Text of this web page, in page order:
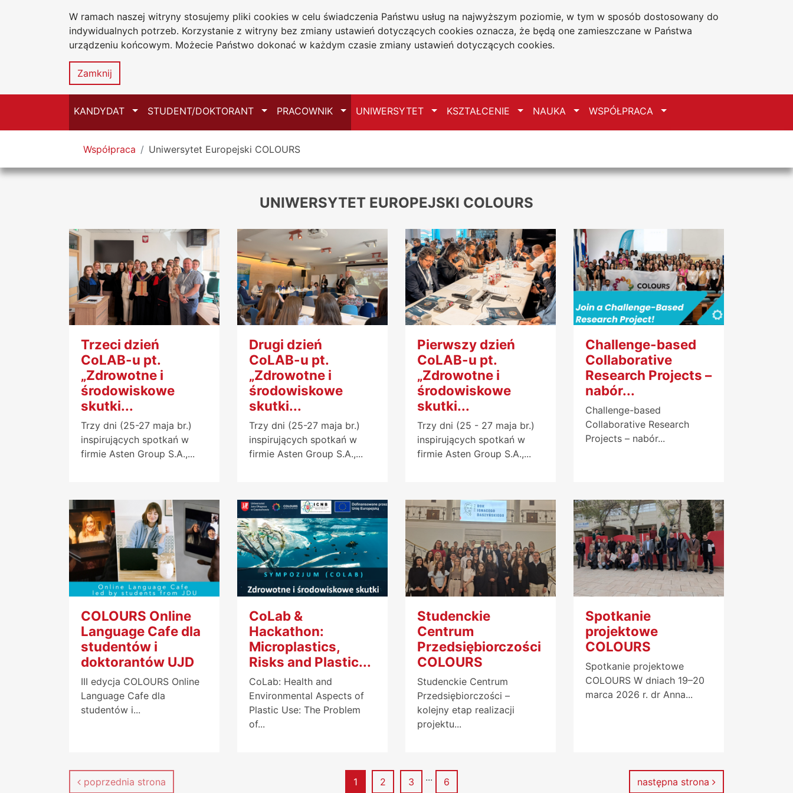
W ramach naszej witryny stosujemy pliki cookies w celu świadczenia Państwu usług na najwyższym poziomie, w tym w sposób dostosowany do
indywidualnych potrzeb. Korzystanie z witryny bez zmiany ustawień dotyczących cookies oznacza, że będą one zamieszczane w Państwa
urządzeniu końcowym. Możecie Państwo dokonać w każdym czasie zmiany ustawień dotyczących cookies.
Zamknij
Przejdź do głównego menu
Przejdź do treści
Przejdź do wyszukiwarki
Przejdź do mapy serwisuUniwersytet
Jana Długosza w Częstochowie
Deklaracja dostępności
KANDYDAT Przełącz
STUDENT/DOKTORANT Przełącz
PRACOWNIK Przełącz
UNIWERSYTET Przełącz
KSZTAŁCENIE Przełącz
NAUKA Przełącz
WSPÓŁPRACA Przełącz
Tutaj jesteś
Współpraca Uniwersytet Europejski COLOURS
UNIWERSYTET EUROPEJSKI COLOURS
Trzeci dzień
CoLAB-u pt.
„Zdrowotne i
środowiskowe
skutki...
Trzy dni (25-27 maja br.)
inspirujących spotkań w
firmie Asten Group S.A.,...
Drugi dzień
CoLAB-u pt.
„Zdrowotne i
środowiskowe
skutki...
Trzy dni (25-27 maja br.)
inspirujących spotkań w
firmie Asten Group S.A.,...
Pierwszy dzień
CoLAB-u pt.
„Zdrowotne i
środowiskowe
skutki...
Trzy dni (25 - 27 maja br.)
inspirujących spotkań w
firmie Asten Group S.A.,...
Challenge-based
Collaborative
Research Projects –
nabór...
Challenge-based
Collaborative Research
Projects – nabór...
COLOURS Online
Language Cafe dla
studentów i
doktorantów UJD
III edycja COLOURS Online
Language Cafe dla
studentów i...
CoLab &
Hackathon:
Microplastics,
Risks and Plastic...
CoLab: Health and
Environmental Aspects of
Plastic Use: The Problem
of...
Studenckie
Centrum
Przedsiębiorczości
COLOURS
Studenckie Centrum
Przedsiębiorczości –
kolejny etap realizacji
projektu...
Spotkanie
projektowe
COLOURS
Spotkanie projektowe
COLOURS W dniach 19–20
marca 2026 r. dr Anna...
poprzednia strona Strona
1 Strona
2 Strona
3 ... Strona
6 następna strona